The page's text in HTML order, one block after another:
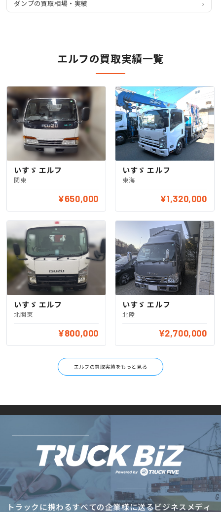
ダンプの買取相場・実績
エルフの買取実績一覧
いすゞ エルフ
関東
¥650,000
いすゞ エルフ
東海
¥1,320,000
いすゞ エルフ
北関東
¥800,000
いすゞ エルフ
北陸
¥2,700,000
エルフの買取実績をもっと見る
トラックに携わるすべての企業様に送るビジネスメディ